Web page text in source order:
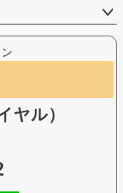
ヤル）